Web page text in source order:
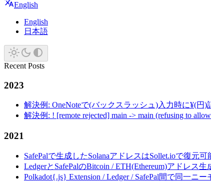
English
English
日本語
Recent Posts
2023
解決例: OneNoteで(バックスラッシュ)入力時に¥(円
解決例: ! [remote rejected] main -> main (refusing to
2021
SafePalで生成したSolanaアドレスはSollet.ioで復元可
LedgerとSafePalのBitcoin / ETH(Ethereum)アドレス
Polkadot{.js} Extension / Ledger / SafePal間で同一ニ